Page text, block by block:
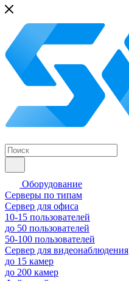
Оборудование
Серверы по типам
Сервер для офиса
10-15 пользователей
до 50 пользователей
50-100 пользователей
Сервер для видеонаблюдения
до 15 камер
до 200 камер